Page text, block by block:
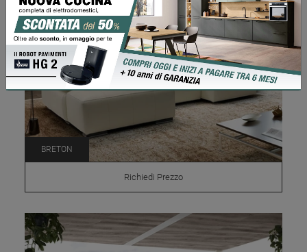
BRETON
Richiedi Prezzo